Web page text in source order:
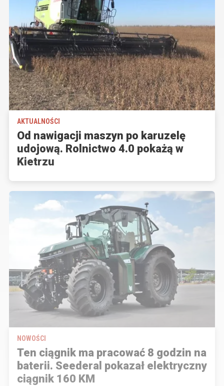
AKTUALNOŚCI
Od nawigacji maszyn po karuzelę
udojową. Rolnictwo 4.0 pokażą w
Kietrzu
NOWOŚCI
Ten ciągnik ma pracować 8 godzin na
baterii. Seederal pokazał elektryczny
ciągnik 160 KM